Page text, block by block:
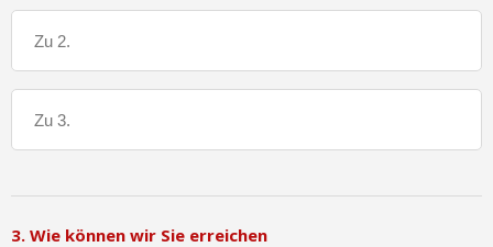
3. Wie können wir Sie erreichen